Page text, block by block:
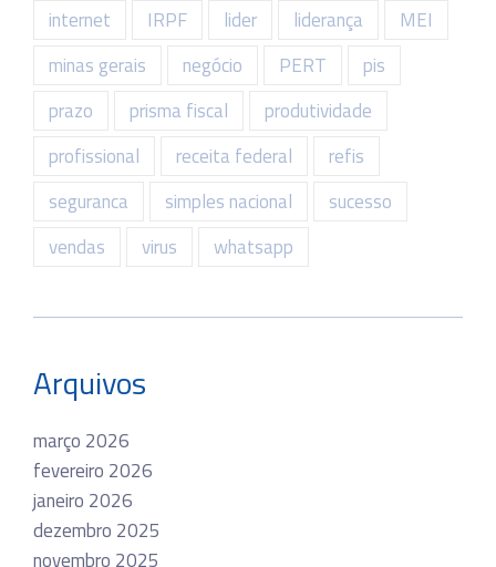
internet
IRPF lider liderança
MEI
minas gerais
negócio PERT
pis
prazo
prisma fiscal
produtividade
profissional
receita federal
refis
seguranca
simples nacional
sucesso
vendas
virus whatsapp
Arquivos
março 2026
fevereiro 2026
janeiro 2026
dezembro 2025
novembro 2025